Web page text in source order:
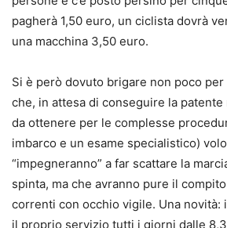
pagherà 1,50 euro, un ciclista dovrà
una macchina 3,50 euro.
Si è però dovuto brigare non poco
che, in attesa di conseguire la patente
da ottenere per le complesse
imbarco e un esame specialistico)
“impegneranno” a far scattare la
spinta, ma che avranno pure il
correnti con occhio vigile. Una novità:
il proprio servizio tutti i giorni dalle